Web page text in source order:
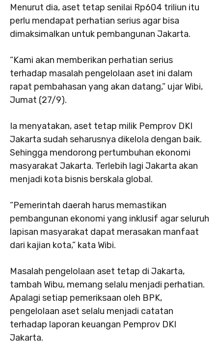
Menurut dia, aset tetap senilai Rp604 triliun itu
perlu mendapat perhatian serius agar bisa
dimaksimalkan untuk pembangunan Jakarta.
“Kami akan memberikan perhatian serius
terhadap masalah pengelolaan aset ini dalam
rapat pembahasan yang akan datang,” ujar Wibi,
Jumat (27/9).
Ia menyatakan, aset tetap milik Pemprov DKI
Jakarta sudah seharusnya dikelola dengan baik.
Sehingga mendorong pertumbuhan ekonomi
masyarakat Jakarta. Terlebih lagi Jakarta akan
menjadi kota bisnis berskala global.
“Pemerintah daerah harus memastikan
pembangunan ekonomi yang inklusif agar seluruh
lapisan masyarakat dapat merasakan manfaat
dari kajian kota,” kata Wibi.
Masalah pengelolaan aset tetap di Jakarta,
tambah Wibu, memang selalu menjadi perhatian.
Apalagi setiap pemeriksaan oleh BPK,
pengelolaan aset selalu menjadi catatan
terhadap laporan keuangan Pemprov DKI
Jakarta.